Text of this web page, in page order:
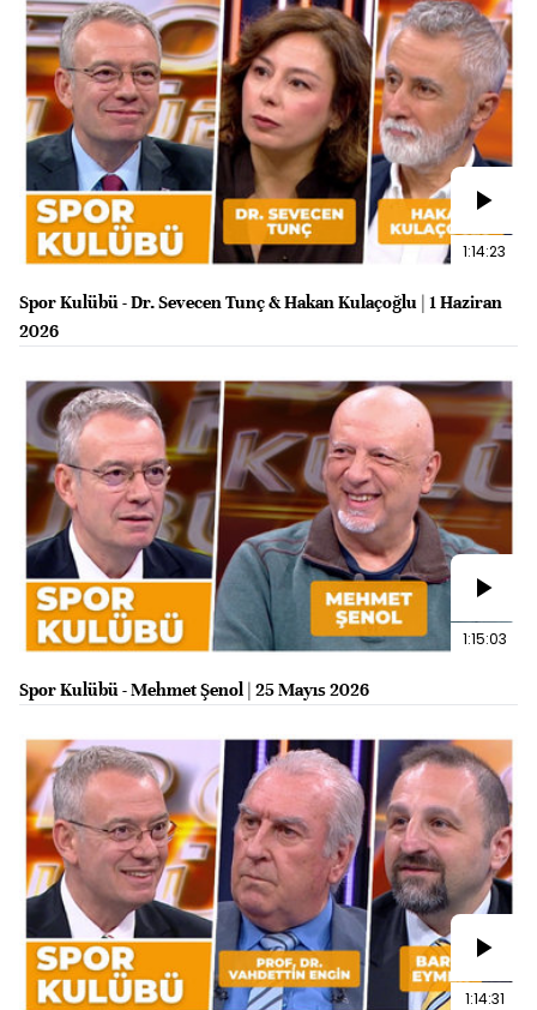
1:14:23
Spor Kulübü - Dr. Sevecen Tunç & Hakan Kulaçoğlu | 1 Haziran
2026
1:15:03
Spor Kulübü - Mehmet Şenol | 25 Mayıs 2026
1:14:31